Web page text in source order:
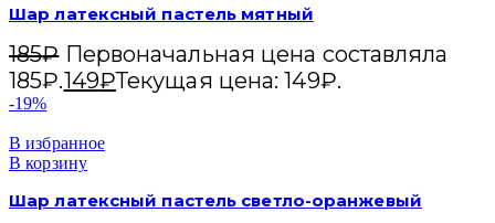
Шар латексный пастель мятный
185₽ Первоначальная цена составляла
185₽.149₽Текущая цена: 149₽.
-19%
В избранное
В корзину
Шар латексный пастель светло-оранжевый